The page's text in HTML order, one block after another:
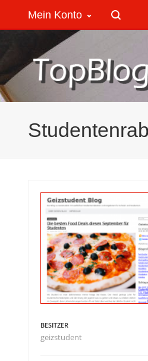
Mein Konto
BESITZER
geizstudent